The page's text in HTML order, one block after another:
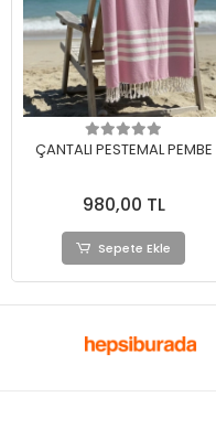
ÇANTALI PESTEMAL PEMBE
980,00 TL
Sepete Ekle